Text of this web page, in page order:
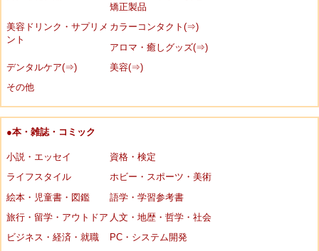
矯正製品
美容ドリンク・サプリメ
ント
カラーコンタクト(⇒)
アロマ・癒しグッズ(⇒)
デンタルケア(⇒)
美容(⇒)
その他
●本・雑誌・コミック
小説・エッセイ
資格・検定
ライフスタイル
ホビー・スポーツ・美術
絵本・児童書・図鑑
語学・学習参考書
旅行・留学・アウトドア 人文・地歴・哲学・社会
ビジネス・経済・就職
PC・システム開発